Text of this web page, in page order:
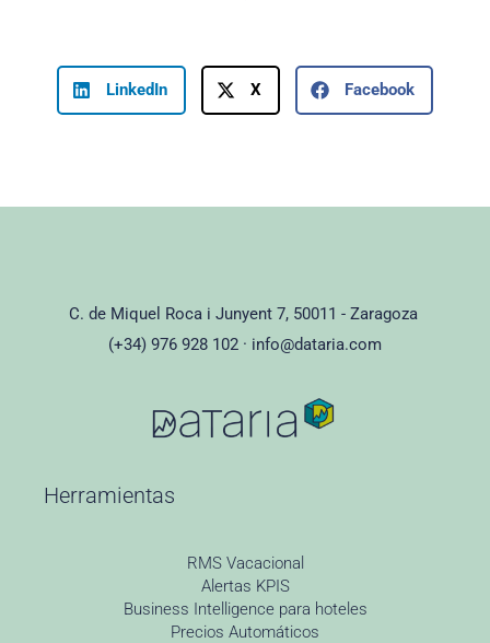
LinkedIn X Facebook
C. de Miquel Roca i Junyent 7, 50011 - Zaragoza
(+34) 976 928 102 · info@dataria.com
Herramientas
RMS Vacacional
Alertas KPIS
Business Intelligence para hoteles
Precios Automáticos